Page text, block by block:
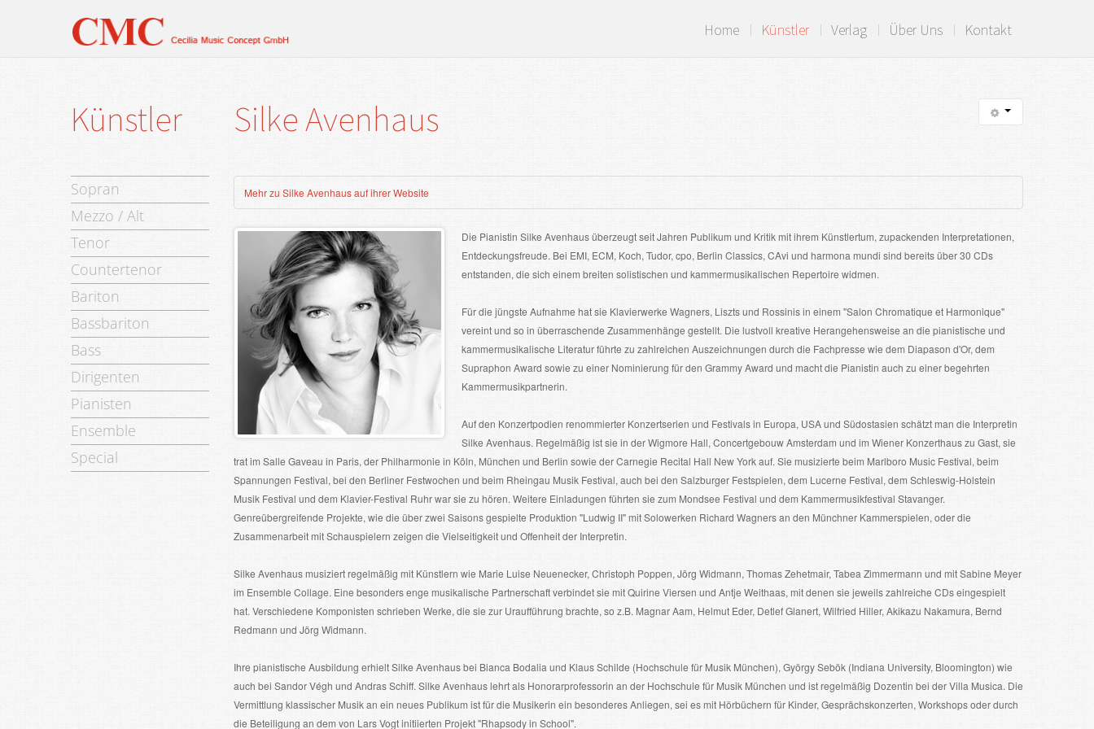
Home Künstler Verlag Über Uns Kontakt
Künstler
Sopran
Mezzo / Alt
Tenor
Countertenor
Bariton
Bassbariton
Bass
Dirigenten
Pianisten
Ensemble
Special
SilkeAvenhaus
Mehr zu Silke Avenhaus auf ihrer Website
Die Pianistin Silke Avenhaus überzeugt seit Jahren Publikum und Kritik mit ihrem Künstlertum, zupackenden Interpretationen,
Entdeckungsfreude. Bei EMI, ECM, Koch, Tudor, cpo, Berlin Classics, CAvi und harmona mundi sind bereits über 30 CDs
entstanden, die sich einem breiten solistischen und kammermusikalischen Repertoire widmen.
Für die jüngste Aufnahme hat sie Klavierwerke Wagners, Liszts und Rossinis in einem "Salon Chromatique et Harmonique"
vereint und so in überraschende Zusammenhänge gestellt. Die lustvoll kreative Herangehensweise an die pianistische und
kammermusikalische Literatur führte zu zahlreichen Auszeichnungen durch die Fachpresse wie dem Diapason d'Or, dem
Supraphon Award sowie zu einer Nominierung für den Grammy Award und macht die Pianistin auch zu einer begehrten
Kammermusikpartnerin.
Auf den Konzertpodien renommierter Konzertserien und Festivals in Europa, USA und Südostasien schätzt man die Interpretin
Silke Avenhaus. Regelmäßig ist sie in der Wigmore Hall, Concertgebouw Amsterdam und im Wiener Konzerthaus zu Gast, sie
trat im Salle Gaveau in Paris, der Philharmonie in Köln, München und Berlin sowie der Carnegie Recital Hall New York auf. Sie musizierte beim Marlboro Music Festival, beim
Spannungen Festival, bei den Berliner Festwochen und beim Rheingau Musik Festival, auch bei den Salzburger Festspielen, dem Lucerne Festival, dem Schleswig-Holstein
Musik Festival und dem Klavier-Festival Ruhr war sie zu hören. Weitere Einladungen führten sie zum Mondsee Festival und dem Kammermusikfestival Stavanger.
Genreübergreifende Projekte, wie die über zwei Saisons gespielte Produktion "Ludwig II" mit Solowerken Richard Wagners an den Münchner Kammerspielen, oder die
Zusammenarbeit mit Schauspielern zeigen die Vielseitigkeit und Offenheit der Interpretin.
Silke Avenhaus musiziert regelmäßig mit Künstlern wie Marie Luise Neuenecker, Christoph Poppen, Jörg Widmann, Thomas Zehetmair, Tabea Zimmermann und mit Sabine Meyer
im Ensemble Collage. Eine besonders enge musikalische Partnerschaft verbindet sie mit Quirine Viersen und Antje Weithaas, mit denen sie jeweils zahlreiche CDs eingespielt
hat. Verschiedene Komponisten schrieben Werke, die sie zur Uraufführung brachte, so z.B. Magnar Aam, Helmut Eder, Detlef Glanert, Wilfried Hiller, Akikazu Nakamura, Bernd
Redmann und Jörg Widmann.
Ihre pianistische Ausbildung erhielt Silke Avenhaus bei Bianca Bodalia und Klaus Schilde (Hochschule für Musik München), György Sebök (Indiana University, Bloomington) wie
auch bei Sandor Végh und Andras Schiff. Silke Avenhaus lehrt als Honorarprofessorin an der Hochschule für Musik München und ist regelmäßig Dozentin bei der Villa Musica. Die
Vermittlung klassischer Musik an ein neues Publikum ist für die Musikerin ein besonderes Anliegen, sei es mit Hörbüchern für Kinder, Gesprächskonzerten, Workshops oder durch
die Beteiligung an dem von Lars Vogt initiierten Projekt "Rhapsody in School".